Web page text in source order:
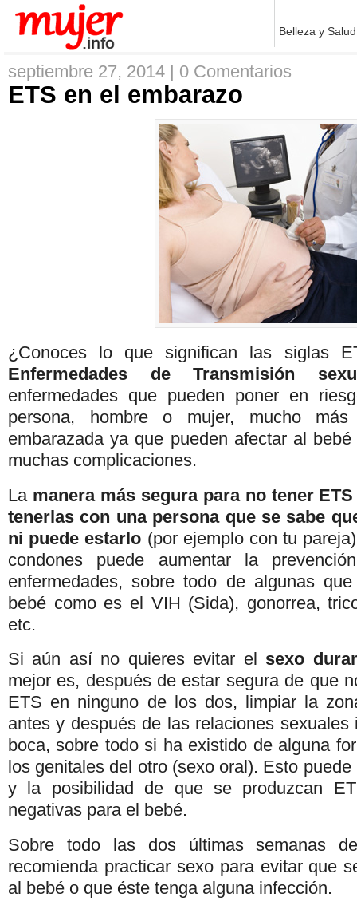
Belleza y Salud
septiembre 27, 2014 | 0 Comentarios
ETS en el embarazo
¿Conoces lo que significan las siglas
Enfermedades de Transmisión
enfermedades que pueden poner en
persona, hombre o mujer, mucho
embarazada ya que pueden afectar al
muchas complicaciones.
La manera más segura para no tener
tenerlas con una persona que se sabe
ni puede estarlo (por ejemplo con tu
condones puede aumentar la
enfermedades, sobre todo de algunas
bebé como es el VIH (Sida), gonorrea,
etc.
Si aún así no quieres evitar el sexo
mejor es, después de estar segura de que
ETS en ninguno de los dos, limpiar la
antes y después de las relaciones sexuales
boca, sobre todo si ha existido de alguna
los genitales del otro (sexo oral). Esto
y la posibilidad de que se produzcan
negativas para el bebé.
Sobre todo las dos últimas semanas
recomienda practicar sexo para evitar que
al bebé o que éste tenga alguna infección.